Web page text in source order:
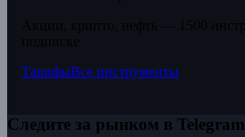
ТарифыВсе инструменты
Следите за рынком в Telegram